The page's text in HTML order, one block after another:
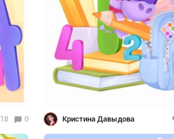
18 0 Кристина Давыдова